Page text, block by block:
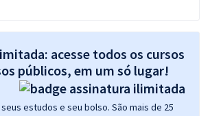
acesse todos os cursos
públicos, em um só lugar!
estudos e seu bolso. São mais de 25